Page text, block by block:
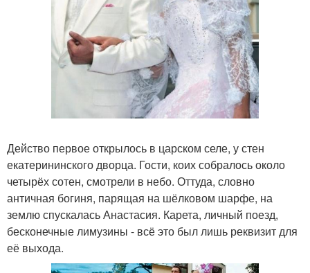
Действо первое открылось в царском селе, у стен
екатерининского дворца. Гости, коих собралось около
четырёх сотен, смотрели в небо. Оттуда, словно
античная богиня, парящая на шёлковом шарфе, на
землю спускалась Анастасия. Карета, личный поезд,
бесконечные лимузины - всё это был лишь реквизит для
её выхода.